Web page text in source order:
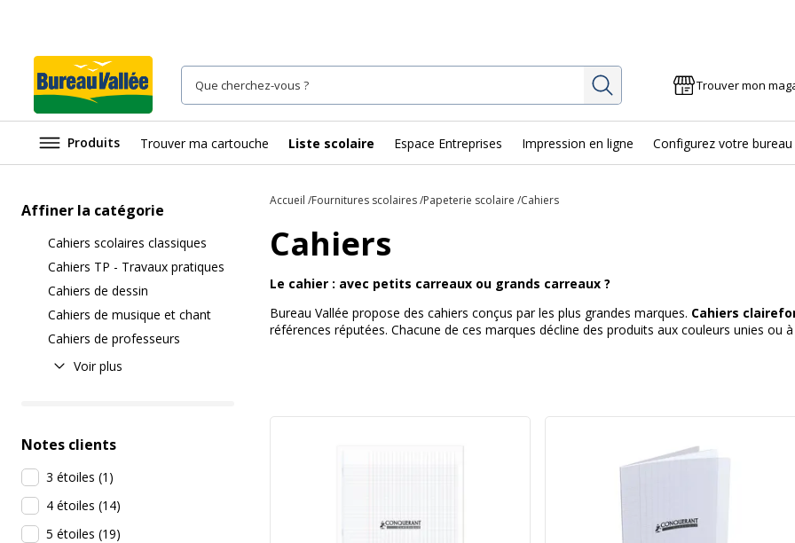
Rechercher Trouver mon
Produits Trouver ma cartouche Liste scolaire Espace Entreprises Impression en ligne Configurez votre bureau
Affiner la catégorie
Cahiers scolaires classiques
Cahiers TP - Travaux pratiques
Cahiers de dessin
Cahiers de musique et chant
Cahiers de professeurs
Voir plus
Notes clients
3 étoiles (1 )
4 étoiles (14)
5 étoiles (19)
Accueil Fournitures scolaires Papeterie scolaire Cahiers
Cahiers
Le cahier : avec petits carreaux ou grands carreaux ?
Bureau Vallée propose des cahiers conçus par les plus grandes marques. Cahiers
références réputées. Chacune de ces marques décline des produits aux couleurs unies ou